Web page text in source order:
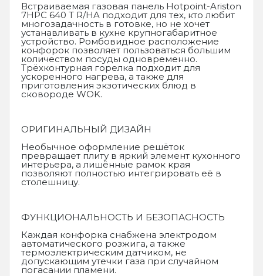
Встраиваемая газовая панель Hotpoint-Ariston
7HPC 640 T R/HA подходит для тех, кто любит
многозадачность в готовке, но не хочет
устанавливать в кухне крупногабаритное
устройство. Ромбовидное расположение
конфорок позволяет пользоваться большим
количеством посуды одновременно.
Трёхконтурная горелка подходит для
ускоренного нагрева, а также для
приготовления экзотических блюд в
сковороде WOK.
ОРИГИНАЛЬНЫЙ ДИЗАЙН
Необычное оформление решёток
превращает плиту в яркий элемент кухонного
интерьера, а лишённые рамок края
позволяют полностью интегрировать её в
столешницу.
ФУНКЦИОНАЛЬНОСТЬ И БЕЗОПАСНОСТЬ
Каждая конфорка снабжена электродом
автоматического розжига, а также
термоэлектрическим датчиком, не
допускающим утечки газа при случайном
погасании пламени.